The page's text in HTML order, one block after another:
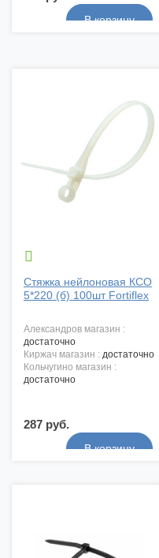

Стяжка нейлоновая КСО
5*220 (б) 100шт Fortiflex
александров магазин :
достаточно
киржач магазин : достаточно
кольчугино магазин :
достаточно
287 руб.